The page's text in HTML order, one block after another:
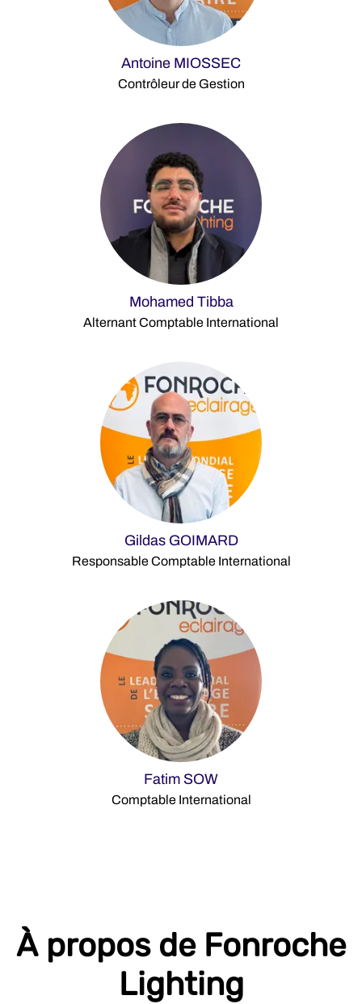
Antoine MIOSSEC
Contrôleur de Gestion
Mohamed Tibba
Alternant Comptable International
Gildas GOIMARD
Responsable Comptable International
Fatim SOW
Comptable International
À propos de Fonroche
Lighting